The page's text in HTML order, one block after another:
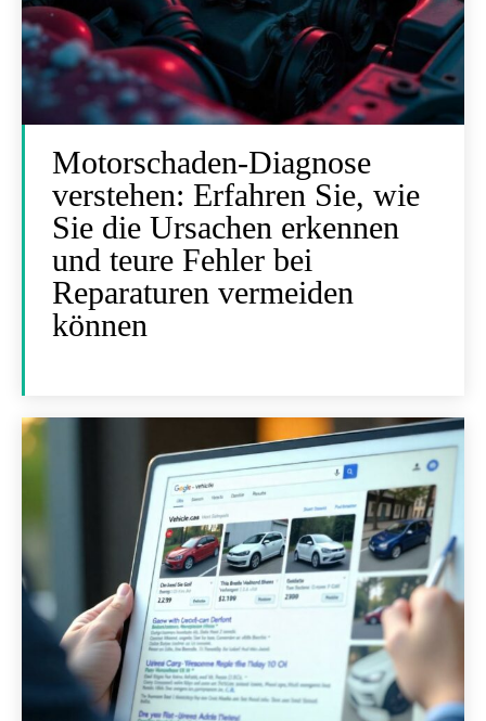
Motorschaden-Diagnose
verstehen: Erfahren Sie, wie
Sie die Ursachen erkennen
und teure Fehler bei
Reparaturen vermeiden
können